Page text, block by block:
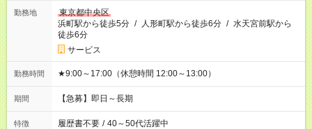
勤務地
東京都中央区
浜町駅から徒歩5分 / 人形町駅から徒歩6分 / 水天宮前駅から
徒歩6分
サービス
勤務時間 ★9:00～17:00（休憩時間 12:00～13:00）
期間 【急募】即日～長期
特徴 履歴書不要 / 40～50代活躍中